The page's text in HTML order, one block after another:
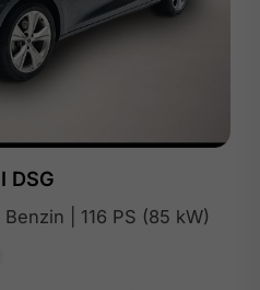
DSG
| 116 PS (85 kW)